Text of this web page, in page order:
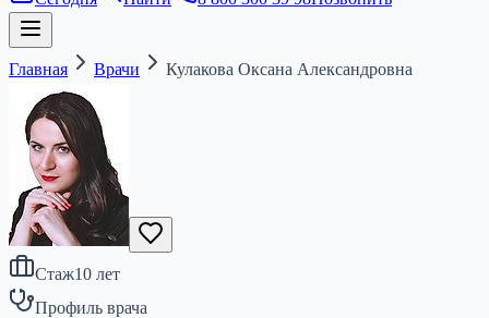
Главная Врачи Кулакова Оксана Александровна
Стаж10 лет
Профиль врача